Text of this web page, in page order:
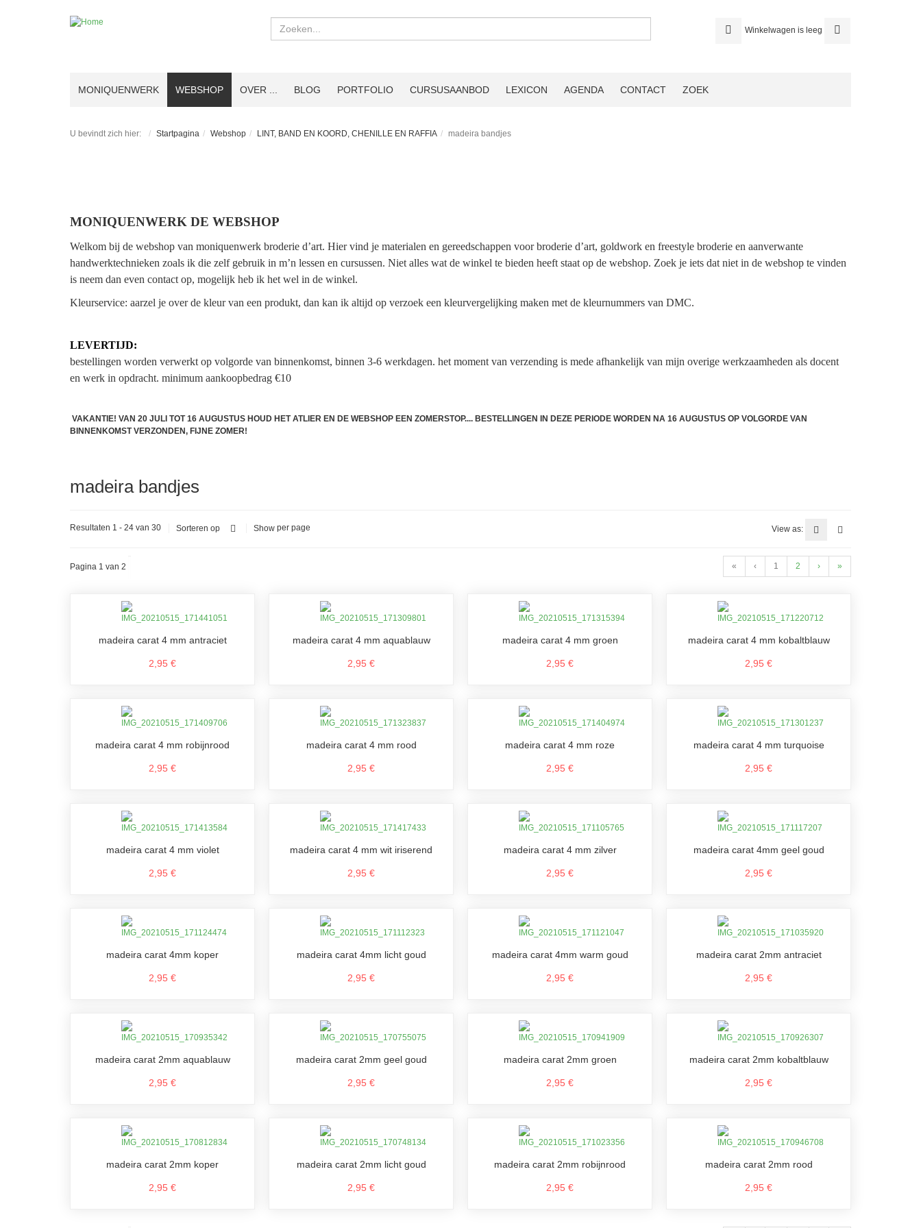
Winkelwagen is leeg
MONIQUENWERK WEBSHOP OVER ... BLOG PORTFOLIO CURSUSAANBOD LEXICON AGENDA CONTACT ZOEK
U bevindt zich hier: Startpagina Webshop LINT, BAND EN KOORD, CHENILLE EN RAFFIA madeira bandjes
MONIQUENWERK DE WEBSHOP
Welkom bij de webshop van moniquenwerk broderie d’art. Hier vind je materialen en gereedschappen voor broderie d’art, goldwork en freestyle broderie en aanverwante
handwerktechnieken zoals ik die zelf gebruik in m’n lessen en cursussen. Niet alles wat de winkel te bieden heeft staat op de webshop. Zoek je iets dat niet in de webshop te vinden
is neem dan even contact op, mogelijk heb ik het wel in de winkel.
Kleurservice: aarzel je over de kleur van een produkt, dan kan ik altijd op verzoek een kleurvergelijking maken met de kleurnummers van DMC.
LEVERTIJD:
bestellingen worden verwerkt op volgorde van binnenkomst, binnen 3-6 werkdagen. het moment van verzending is mede afhankelijk van mijn overige werkzaamheden als docent
en werk in opdracht. minimum aankoopbedrag €10
VAKANTIE! VAN 20 JULI TOT 16 AUGUSTUS HOUD HET ATLIER EN DE WEBSHOP EEN ZOMERSTOP.... BESTELLINGEN IN DEZE PERIODE WORDEN NA 16 AUGUSTUS OP VOLGORDE VAN
BINNENKOMST VERZONDEN, FIJNE ZOMER!
madeira bandjes
Resultaten 1 - 24 van 30 Sorteren op Show per page View as:
Pagina 1 van 2 « ‹ 1 2 › »
madeira carat 4 mm antraciet
2,95 €
madeira carat 4 mm aquablauw
2,95 €
madeira carat 4 mm groen
2,95 €
madeira carat 4 mm kobaltblauw
2,95 €
madeira carat 4 mm robijnrood
2,95 €
madeira carat 4 mm rood
2,95 €
madeira carat 4 mm roze
2,95 €
madeira carat 4 mm turquoise
2,95 €
madeira carat 4 mm violet
2,95 €
madeira carat 4 mm wit iriserend
2,95 €
madeira carat 4 mm zilver
2,95 €
madeira carat 4mm geel goud
2,95 €
madeira carat 4mm koper
2,95 €
madeira carat 4mm licht goud
2,95 €
madeira carat 4mm warm goud
2,95 €
madeira carat 2mm antraciet
2,95 €
madeira carat 2mm aquablauw
2,95 €
madeira carat 2mm geel goud
2,95 €
madeira carat 2mm groen
2,95 €
madeira carat 2mm kobaltblauw
2,95 €
madeira carat 2mm koper
2,95 €
madeira carat 2mm licht goud
2,95 €
madeira carat 2mm robijnrood
2,95 €
madeira carat 2mm rood
2,95 €